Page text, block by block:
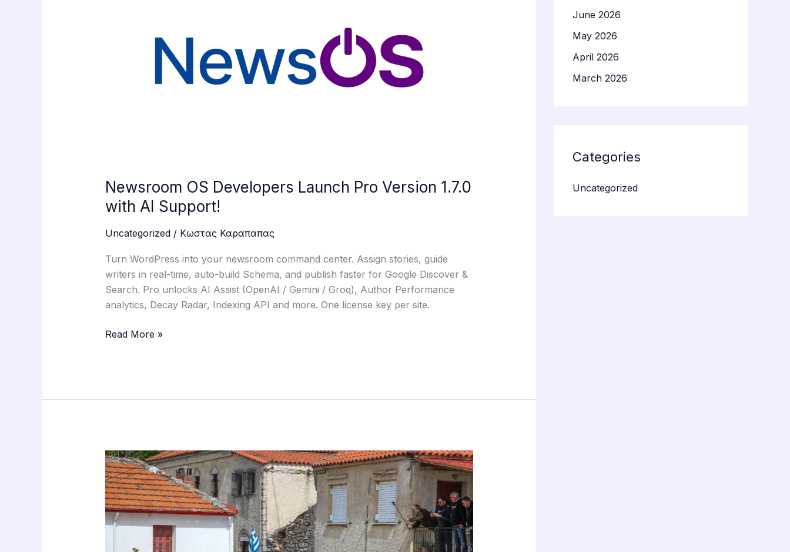
Newsroom OS Developers Launch Pro Version 1.7.0
with AI Support!
Uncategorized/ Κωστας Καραπαπας
Turn WordPress into your newsroom command center. Assign stories, guide
writers in real-time, auto-build Schema, and publish faster for Google Discover &
Search. Pro unlocks AI Assist (OpenAI / Gemini / Groq), Author Performance
analytics, Decay Radar, Indexing API and more. One license key per site.
Read More »
Νίκη
για
τους
Αναπολιοτάκη
–
June 2026
May 2026
April 2026
March 2026
Categories
Uncategorized